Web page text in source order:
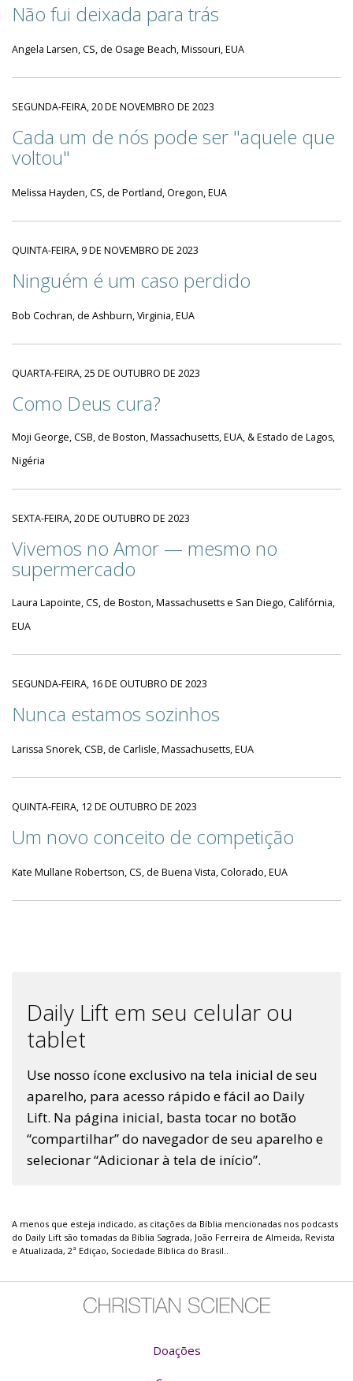
Não fui deixada para trás
Angela Larsen, CS, de Osage Beach, Missouri, EUA
SEGUNDA-FEIRA, 20 DE NOVEMBRO DE 2023
Cada um de nós pode ser "aquele que
voltou"
Melissa Hayden, CS, de Portland, Oregon, EUA
QUINTA-FEIRA, 9 DE NOVEMBRO DE 2023
Ninguém é um caso perdido
Bob Cochran, de Ashburn, Virginia, EUA
QUARTA-FEIRA, 25 DE OUTUBRO DE 2023
Como Deus cura?
Moji George, CSB, de Boston, Massachusetts, EUA, & Estado de Lagos,
Nigéria
SEXTA-FEIRA, 20 DE OUTUBRO DE 2023
Vivemos no Amor — mesmo no
supermercado
Laura Lapointe, CS, de Boston, Massachusetts e San Diego, Califórnia,
EUA
SEGUNDA-FEIRA, 16 DE OUTUBRO DE 2023
Nunca estamos sozinhos
Larissa Snorek, CSB, de Carlisle, Massachusetts, EUA
QUINTA-FEIRA, 12 DE OUTUBRO DE 2023
Um novo conceito de competição
Kate Mullane Robertson, CS, de Buena Vista, Colorado, EUA
Daily Lift em seu celular ou
tablet
Use nosso ícone exclusivo na tela inicial de seu
aparelho, para acesso rápido e fácil ao Daily
Lift. Na página inicial, basta tocar no botão
“compartilhar” do navegador de seu aparelho e
selecionar “Adicionar à tela de início”.
A menos que esteja indicado, as citações da Bíblia mencionadas nos podcasts
do Daily Lift são tomadas da Bíblia Sagrada, João Ferreira de Almeida, Revista
e Atualizada, 2ª Ediçao, Sociedade Bíblica do Brasil..
Doações